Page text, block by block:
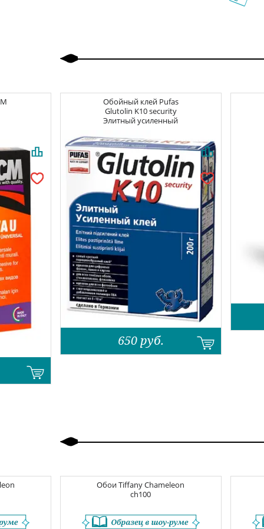
Обойный клей Pufas
Glutolin K10 security
Элитный усиленный
650 руб.
ОбоиTiffany Chameleon
ch100